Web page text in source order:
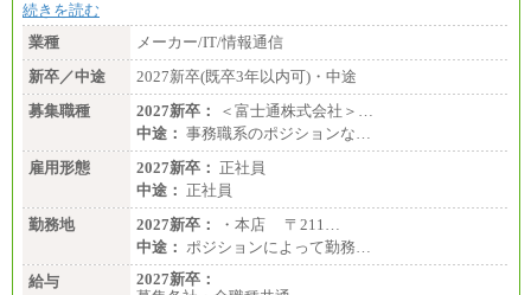
地により異なる。
〈東京・神奈川〉210,000 円
〈大阪・兵庫〉200,000 円
〈愛知〉194,500 円 〈福
岡〉185,000円
※基本給のみ（地域手当なし）
※試用期間中も給与変更なし
中途：
【阪急交通社】
◆正社員/総合職
月給250,000円～(※1)、247,000円～(※2)、242,000円
～(※3)、239,000円～(※4)、237,000円～（※5）
・月給は一律地域手当を含んだ金額を表示
（※1…36,000円、※2…33,000円、※3…28,000円、
続きを読む
業種
メーカー/IT/情報通信
新卒／中途
2027新卒(既卒3年以内可)・中途
募集職種
2027新卒：
＜富士通株式会社＞…
中途： 事務職系のポジションな…
雇用形態
2027新卒： 正社員
中途： 正社員
勤務地
2027新卒：
・本店 〒211…
中途： ポジションによって勤務…
給与
2027新卒：